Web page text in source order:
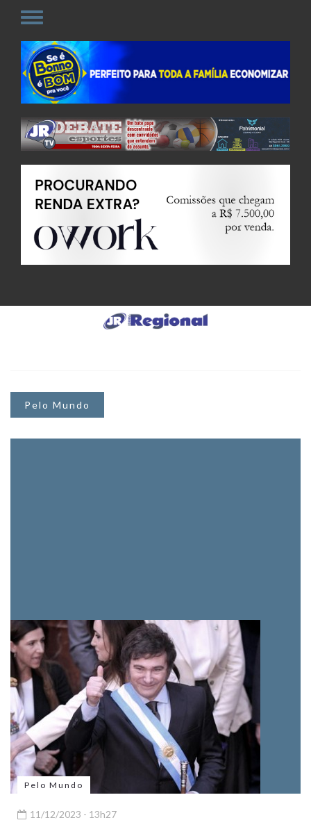
Pelo Mundo
Pelo Mundo
11/12/2023 - 13h27